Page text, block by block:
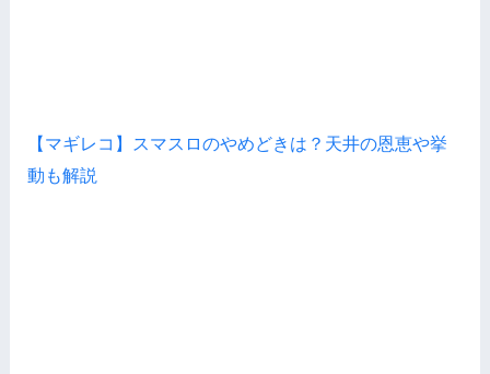
【マギレコ】スマスロのやめどきは？天井の恩恵や挙
動も解説